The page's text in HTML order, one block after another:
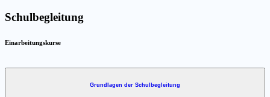
Schulbegleitung
Einarbeitungskurse
Grundlagen der Schulbegleitung